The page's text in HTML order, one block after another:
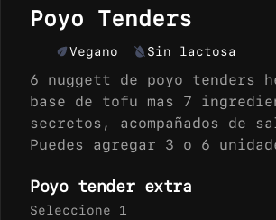
$690
🥤🍧EXTRAS
Acompaña tu
Poyo Tenders
Vegano Sin lactosa
6 nuggett de poyo tenders
base de tofu mas 7
secretos, acompañados de
Puedes agregar 3 o 6
Poyo tender extra
Seleccione 1